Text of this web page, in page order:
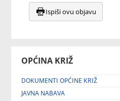
OPĆINA KRIŽ
DOKUMENTI OPĆINE KRIŽ
JAVNA NABAVA
Ispiši ovu objavu